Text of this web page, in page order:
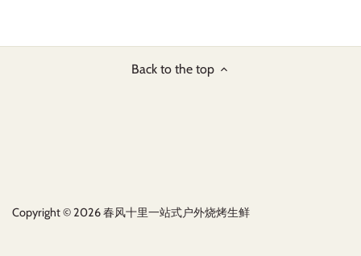
image
Back to the top
Copyright © 2026春风十里一站式户外烧烤生鲜